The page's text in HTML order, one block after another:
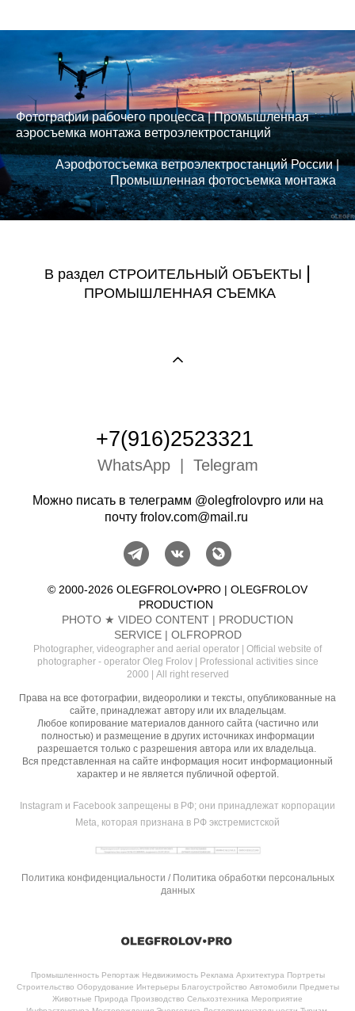
Фотографии рабочего процесса | Промышленная
аэросъемка монтажа ветроэлектростанций
Аэрофотосъемка ветроэлектростанций России |
Промышленная фотосъемка монтажа
В раздел СТРОИТЕЛЬНЫЙ ОБЪЕКТЫ |
ПРОМЫШЛЕННАЯ СЪЕМКА
+7(916)2523321
WhatsApp | Telegram
Можно писать в телеграмм @olegfrolovproили на
почту frolov.com@mail.ru
© 2000-2026 OLEGFROLOV•PRO | OLEGFROLOV
PRODUCTION
PHOTO ★ VIDEO CONTENT | PRODUCTION
SERVICE | OLFROPROD
Photographer, videographer and aerial operator | Official website of
photographer - operator Oleg Frolov | Professional activities since
2000 | All right reserved
Права на все фотографии, видеоролики и тексты, опубликованные на
сайте, принадлежат автору или их владельцам.
Любое копирование материалов данного сайта (частично или
полностью) и размещение в других источниках информации
разрешается только с разрешения автора или их владельца.
Вся представленная на сайте информация носит информационный
характер и не является публичной офертой.
Instagram и Facebook запрещены в РФ; они принадлежат корпорации
Meta, которая признана в РФ экстремистской
Политика конфиденциальности / Политика обработки персональных
данных
Промышленность Репортаж Недвижимость Реклама Архитектура Портреты
Строительство Оборудование Интерьеры Благоустройство Автомобили Предметы
Животные Природа Производство Сельхозтехника Мероприятие